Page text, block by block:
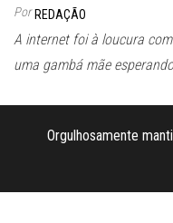
Por REDAÇÃO
A internet foi à loucura
uma gambá mãe
Orgulhosamente